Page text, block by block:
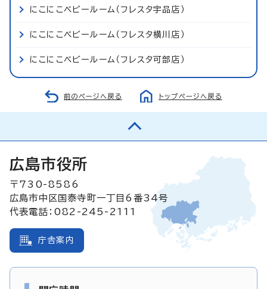
にこにこベビールーム（フレスタ宇品店）
にこにこベビールーム（フレスタ横川店）
にこにこベビールーム（フレスタ可部店）
前のページへ戻る トップページへ戻る
広島市役所
〒730-8586
広島市中区国泰寺町一丁目6番34号
代表電話：082-245-2111
庁舎案内